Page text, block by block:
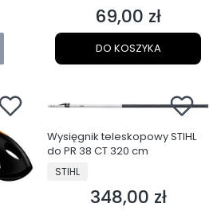
Cena
69,00 zł
DO KOSZYKA
Wysięgnik teleskopowy STIHL
do PR 38 CT 320 cm
PRODUCENT
STIHL
Cena
348,00 zł